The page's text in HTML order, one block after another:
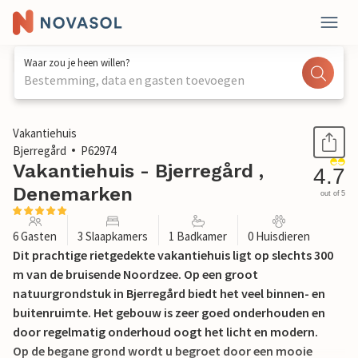
Waar zou je heen willen?
Bestemming, data en gasten toevoegen
1 / 27
Vakantiehuis
Bjerregård
P62974
Vakantiehuis - Bjerregård ,
Denemarken
4.7
out of 5
6 Gasten 3 Slaapkamers 1 Badkamer 0 Huisdieren
Dit prachtige rietgedekte vakantiehuis ligt op slechts 300
m van de bruisende Noordzee. Op een groot
natuurgrondstuk in Bjerregård biedt het veel binnen- en
buitenruimte. Het gebouw is zeer goed onderhouden en
door regelmatig onderhoud oogt het licht en modern.
Op de begane grond wordt u begroet door een mooie